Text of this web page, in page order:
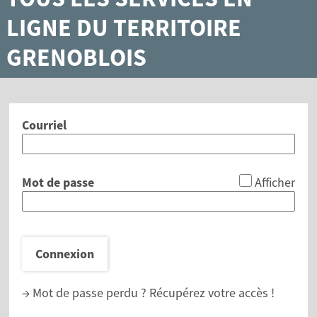
LIGNE DU TERRITOIRE
GRENOBLOIS
Courriel
Mot de passe Afficher
Connexion
→ Mot de passe perdu ? Récupérez votre accès !